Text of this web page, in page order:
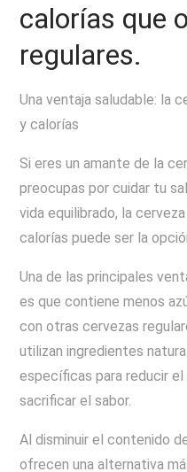
calorías que
regulares.
Una ventaja saludable: la
y calorías
Si eres un amante de la
preocupas por cuidar tu
vida equilibrado, la
calorías puede ser la
Una de las principales
es que contiene menos
con otras cervezas
utilizan ingredientes
específicas para reducir
sacrificar el sabor.
Al disminuir el contenido
ofrecen una alternativa